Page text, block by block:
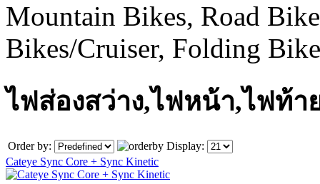
Mountain Bikes, Road
Bikes/Cruiser, Folding
ไฟส่องสว่าง,ไฟหน้า,ไฟท้
Order by:
Display:
Cateye Sync Core + Sync Kinetic